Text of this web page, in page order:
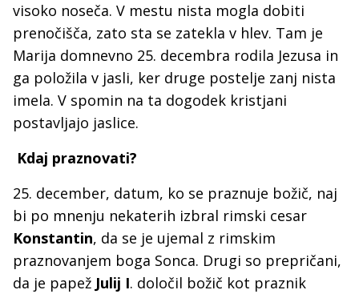
visoko noseča. V mestu nista mogla dobiti
prenočišča, zato sta se zatekla v hlev. Tam je
Marija domnevno 25. decembra rodila Jezusa in
ga položila v jasli, ker druge postelje zanj nista
imela. V spomin na ta dogodek kristjani
postavljajo jaslice.
Kdaj praznovati?
25. december, datum, ko se praznuje božič, naj
bi po mnenju nekaterih izbral rimski cesar
Konstantin, da se je ujemal z rimskim
praznovanjem boga Sonca. Drugi so prepričani,
da je papež Julij I. določil božič kot praznik